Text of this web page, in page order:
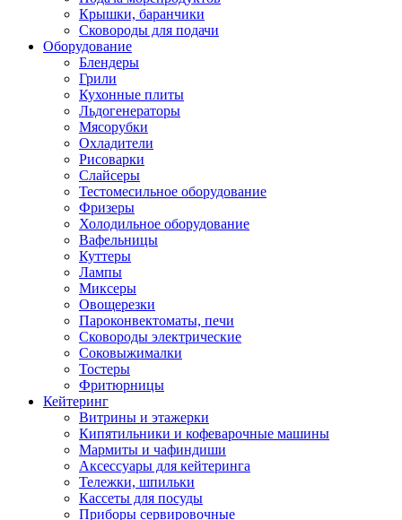
Крышки, баранчики
Сковороды для подачи
Оборудование
Блендеры
Грили
Кухонные плиты
Льдогенераторы
Мясорубки
Охладители
Рисоварки
Слайсеры
Тестомесильное оборудование
Фризеры
Холодильное оборудование
Вафельницы
Куттеры
Лампы
Миксеры
Овощерезки
Пароконвектоматы, печи
Сковороды электрические
Соковыжималки
Тостеры
Фритюрницы
Кейтеринг
Витрины и этажерки
Кипятильники и кофеварочные машины
Мармиты и чафиндиши
Аксессуары для кейтеринга
Тележки, шпильки
Кассеты для посуды
Приборы сервировочные